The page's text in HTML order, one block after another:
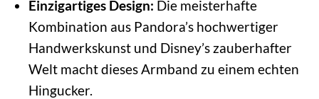
Einzigartiges Design: Die meisterhafte
Kombination aus Pandora’s hochwertiger
Handwerkskunst und Disney’s zauberhafter
Welt macht dieses Armband zu einem echten
Hingucker.